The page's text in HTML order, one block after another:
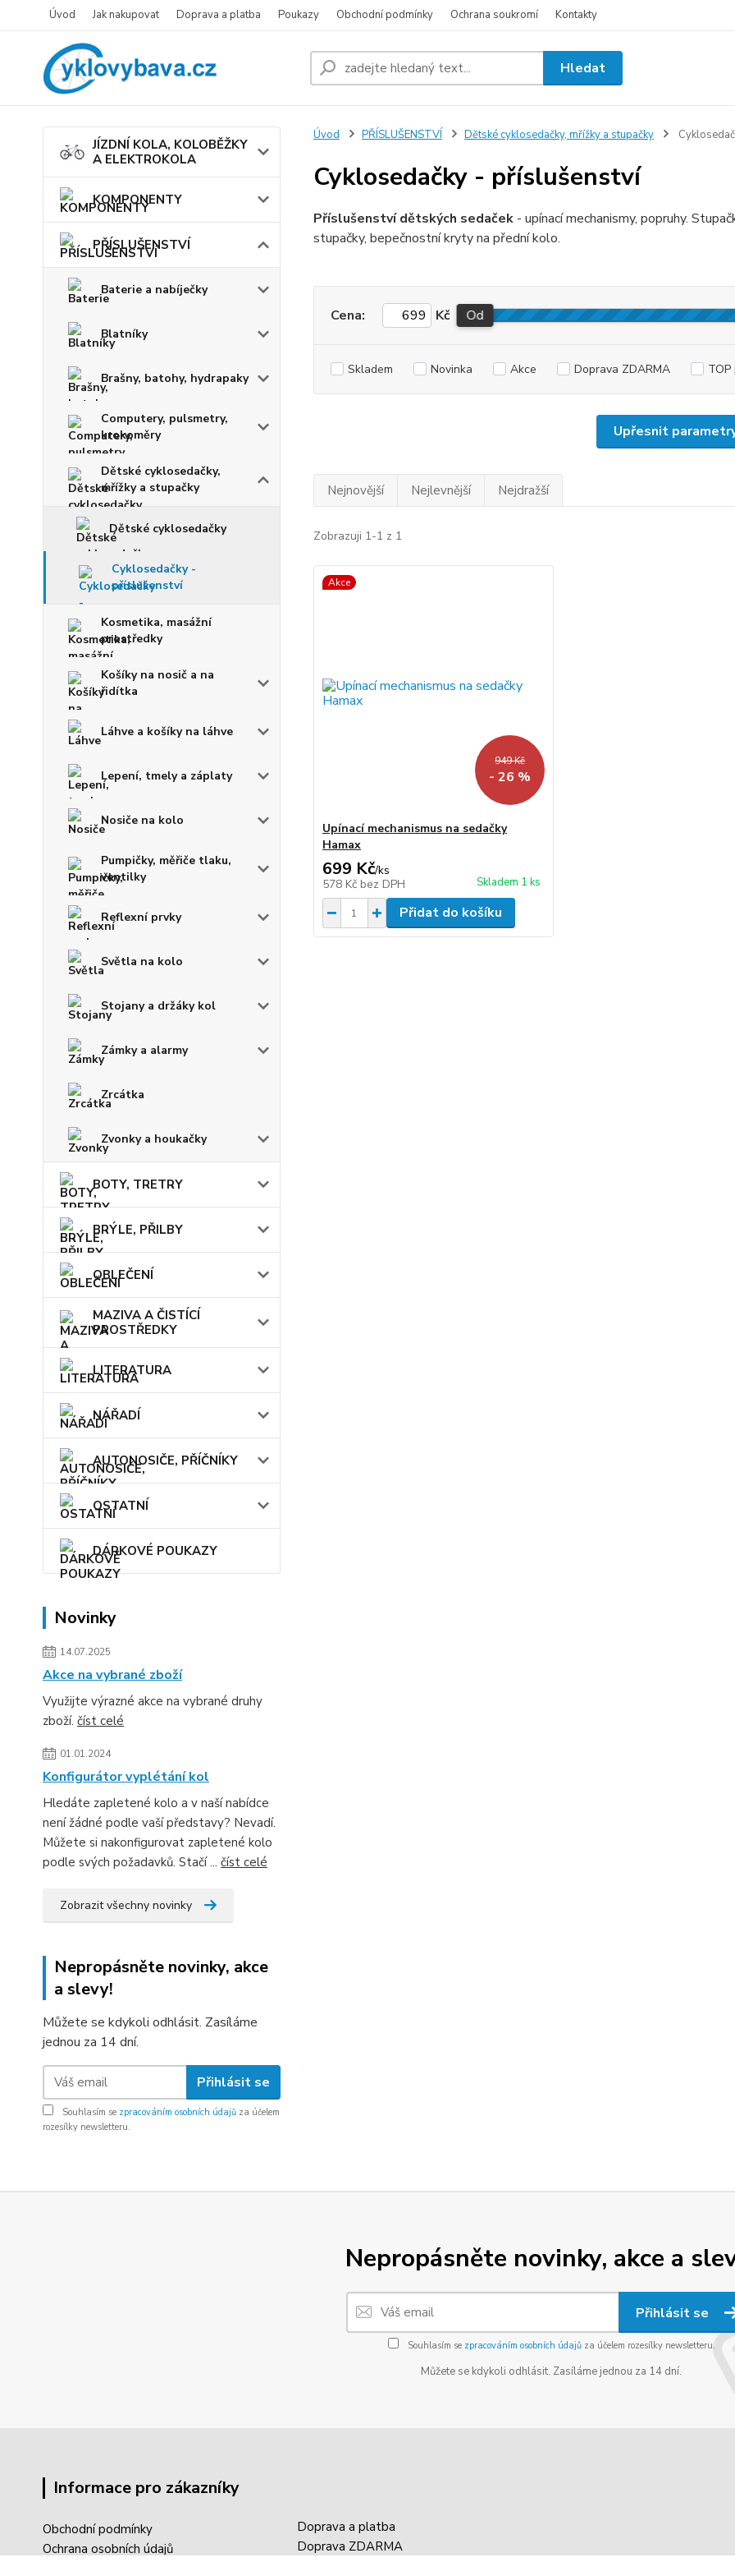
Úvod Jak nakupovat Doprava a platba Poukazy Obchodní podmínky Ochrana soukromí Kontakty
Hledat
JÍZDNÍ KOLA, KOLOBĚŽKY
A ELEKTROKOLA
KOMPONENTY
PŘÍSLUŠENSTVÍ
Baterie a nabíječky
Blatníky
Brašny, batohy, hydrapaky
Computery, pulsmetry,
krokoměry
Dětské cyklosedačky,
mřížky a stupačky
Dětské cyklosedačky
Cyklosedačky -
příslušenství
Kosmetika, masážní
prostředky
Košíky na nosič a na
řidítka
Láhve a košíky na láhve
Lepení, tmely a záplaty
Nosiče na kolo
Pumpičky, měřiče tlaku,
ventilky
Reflexní prvky
Světla na kolo
Stojany a držáky kol
Zámky a alarmy
Zrcátka
Zvonky a houkačky
BOTY, TRETRY
BRÝLE, PŘILBY
OBLEČENÍ
MAZIVA A ČISTÍCÍ
PROSTŘEDKY
LITERATURA
NÁŘADÍ
AUTONOSIČE, PŘÍČNÍKY
OSTATNÍ
DÁRKOVÉ POUKAZY
Novinky
14.07.2025
Akce na vybrané zboží
Využijte výrazné akce na vybrané druhy
zboží. číst celé
01.01.2024
Konfigurátor vyplétání kol
Hledáte zapletené kolo a v naší nabídce
není žádné podle vaší představy? Nevadí.
Můžete si nakonfigurovat zapletené kolo
podle svých požadavků. Stačí ... číst celé
Zobrazit všechny novinky
Nepropásněte novinky, akce
a slevy!
Můžete se kdykoli odhlásit. Zasíláme
jednou za 14 dní.
Přihlásit se
Souhlasím se zpracováním osobních údajů za účelem
rozesílky newsletteru.
Úvod PŘÍSLUŠENSTVÍ Dětské cyklosedačky, mřížky a stupačky
Cyklosedačky - příslušenství
Příslušenství dětských sedaček- upínací mechanismy, popruhy.
stupačky, bepečnostní kryty na přední kolo.
Upřesnit
Cena: Kč Od
Skladem Novinka Akce Doprava ZDARMA
Nejnovější Nejlevnější Nejdražší
Zobrazuji 1-1 z 1
Akce
949 Kč
- 26 %
Upínací mechanismus na sedačky
Hamax
699 Kč/ks
578 Kč bez DPH Skladem 1 ks
Přidat do košíku
Nepropásněte novinky, akce a
Přihlásit se
Souhlasím se zpracováním osobních údajůza účelem rozesílky newsletteru.
Můžete se kdykoli odhlásit. Zasíláme jednou za 14 dní.
Informace pro zákazníky
Obchodní podmínky
Ochrana osobních údajů
Doprava a platba
Doprava ZDARMA